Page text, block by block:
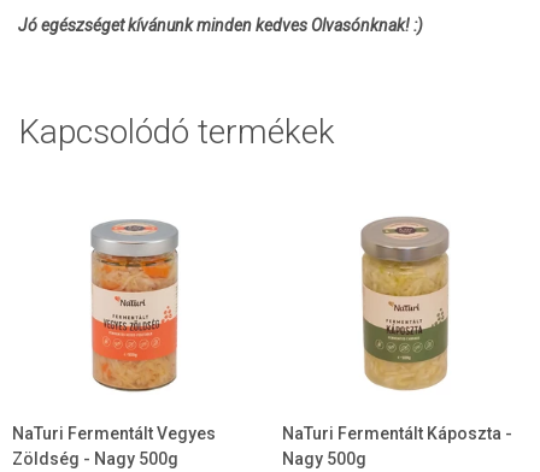
Jó egészséget kívánunk minden kedves Olvasónknak! :)
Kapcsolódó termékek
NaTuri Fermentált Vegyes
Zöldség - Nagy 500g
NaTuri Fermentált Káposzta -
Nagy 500g